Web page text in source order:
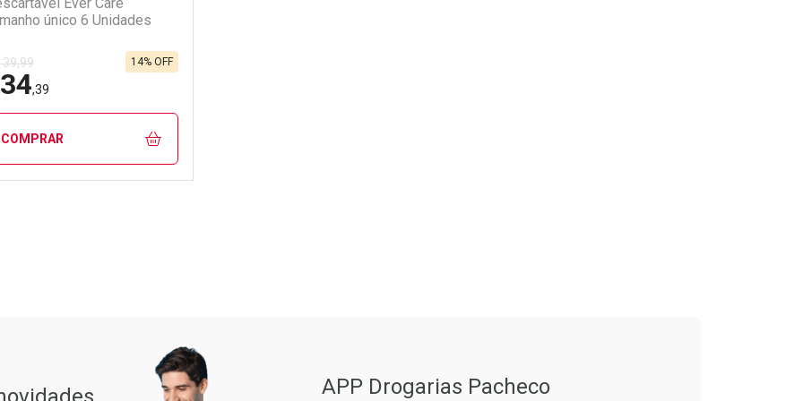
único 6 Unidades
39,99
34,39
14% OFF
COMPRAR
APP Drogarias Pacheco